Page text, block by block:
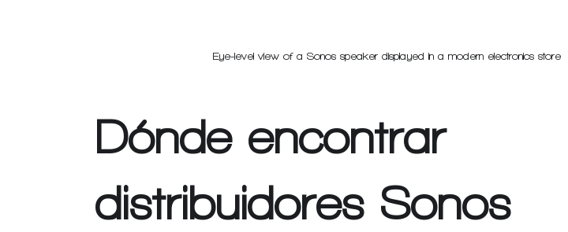
Eye-level view of a Sonos speaker displayed in a modern electronics store
Dónde encontrar
distribuidores Sonos